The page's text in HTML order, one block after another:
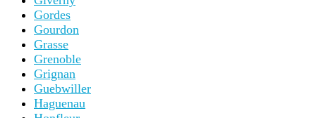
Gordes
Gourdon
Grasse
Grenoble
Grignan
Guebwiller
Haguenau